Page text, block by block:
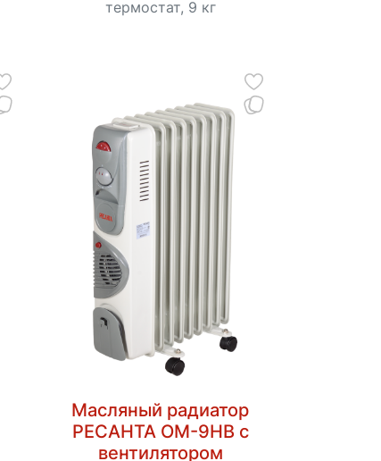
термостат, 9 кг
Масляный радиатор
РЕСАНТА ОМ-9НВ с
вентилятором